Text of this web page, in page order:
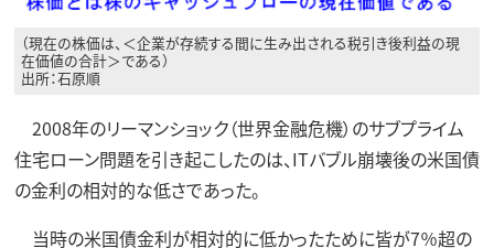
（現在の株価は、＜企業が存続する間に生み出される税引き後利益の現
在価値の合計＞である）
出所：石原順
2008年のリーマンショック（世界金融危機）のサブプライム
住宅ローン問題を引き起こしたのは、ITバブル崩壊後の米国債
の金利の相対的な低さであった。
当時の米国債金利が相対的に低かったために皆が7％超の